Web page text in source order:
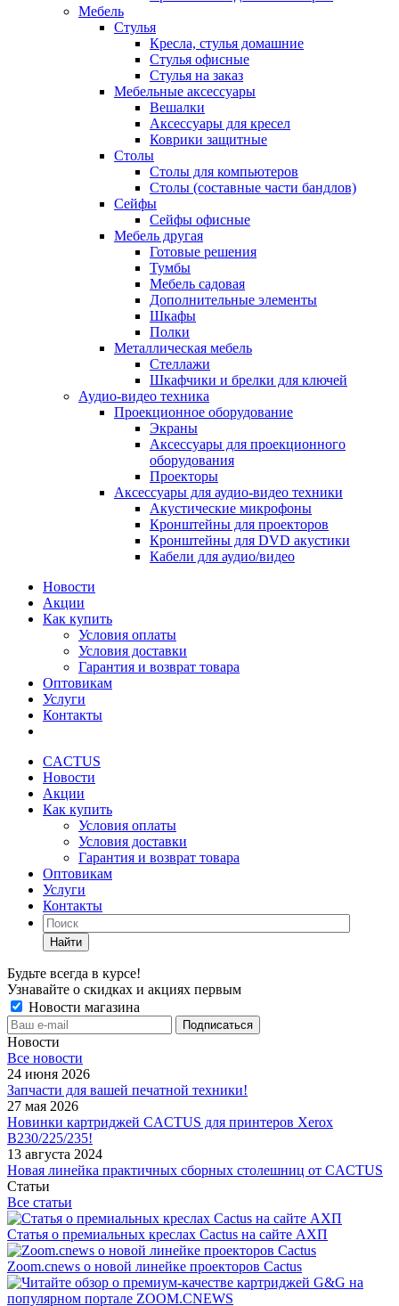
Мебель
Стулья
Кресла, стулья домашние
Стулья офисные
Стулья на заказ
Мебельные аксессуары
Вешалки
Аксессуары для кресел
Коврики защитные
Столы
Столы для компьютеров
Столы (составные части бандлов)
Сейфы
Сейфы офисные
Мебель другая
Готовые решения
Тумбы
Мебель садовая
Дополнительные элементы
Шкафы
Полки
Металлическая мебель
Стеллажи
Шкафчики и брелки для ключей
Аудио-видео техника
Проекционное оборудование
Экраны
Аксессуары для проекционного
оборудования
Проекторы
Аксессуары для аудио-видео техники
Акустические микрофоны
Кронштейны для проекторов
Кронштейны для DVD акустики
Кабели для аудио/видео
Новости
Акции
Как купить
Условия оплаты
Условия доставки
Гарантия и возврат товара
Оптовикам
Услуги
Контакты
CACTUS
Новости
Акции
Как купить
Условия оплаты
Условия доставки
Гарантия и возврат товара
Оптовикам
Услуги
Контакты
Найти
Будьте всегда в курсе!
Узнавайте о скидках и акциях первым
Новости магазина
Новости
Все новости
24 июня 2026
Запчасти для вашей печатной техники!
27 мая 2026
Новинки картриджей CACTUS для принтеров Xerox
B230/225/235!
13 августа 2024
Новая линейка практичных сборных столешниц от CACTUS
Статьи
Все статьи
Статья о премиальных креслах Cactus на сайте АХП
Zoom.cnews о новой линейке проекторов Cactus